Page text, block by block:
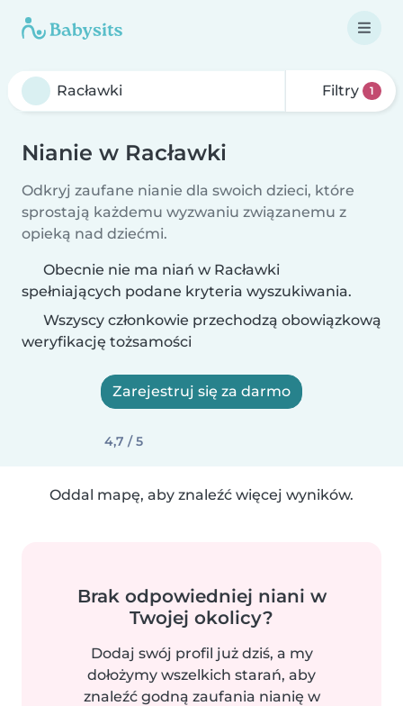
Filtry 1
Nianie w Racławki
Odkryj zaufane nianie dla swoich dzieci, które
sprostają każdemu wyzwaniu związanemu z
opieką nad dziećmi.
Obecnie nie ma niań w Racławki
spełniających podane kryteria wyszukiwania.
Wszyscy członkowie przechodzą obowiązkową
weryfikację tożsamości
Zarejestruj się za darmo
4,7 / 5
Oddal mapę, aby znaleźć więcej wyników.
Brak odpowiedniej niani w
Twojej okolicy?
Dodaj swój profil już dziś, a my
dołożymy wszelkich starań, aby
znaleźć godną zaufania nianię w